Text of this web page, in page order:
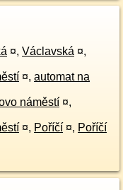
¤, Václavská ¤,
¤, automat na
náměstí ¤,
¤, Poříčí ¤, Poříčí